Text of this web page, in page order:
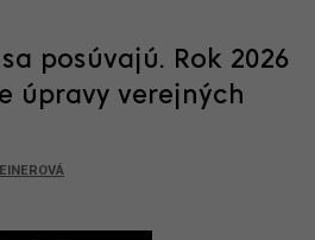
posúvajú. Rok 2026
úpravy verejných